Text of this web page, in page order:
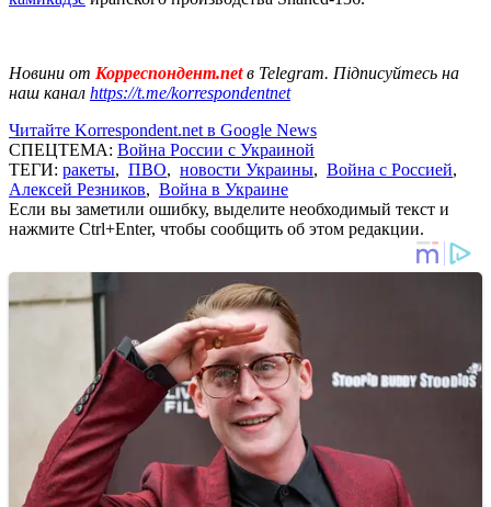
Новини от Корреспондент.netв Telegram. Підписуйтесь на
наш канал https://t.me/korrespondentnet
Читайте Korrespondent.net в Google News
СПЕЦТЕМА: Война России с Украиной
ТЕГИ: ракеты, ПВО, новости Украины, Война с Россией,
Алексей Резников, Война в Украине
Если вы заметили ошибку, выделите необходимый текст и
нажмите Ctrl+Enter, чтобы сообщить об этом редакции.